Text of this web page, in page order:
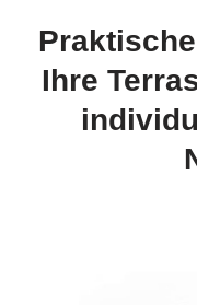
Ihre